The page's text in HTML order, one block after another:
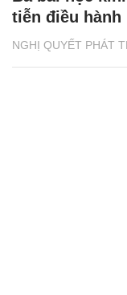
NGHỊ QUYẾT PHÁT
tiễn điều hành